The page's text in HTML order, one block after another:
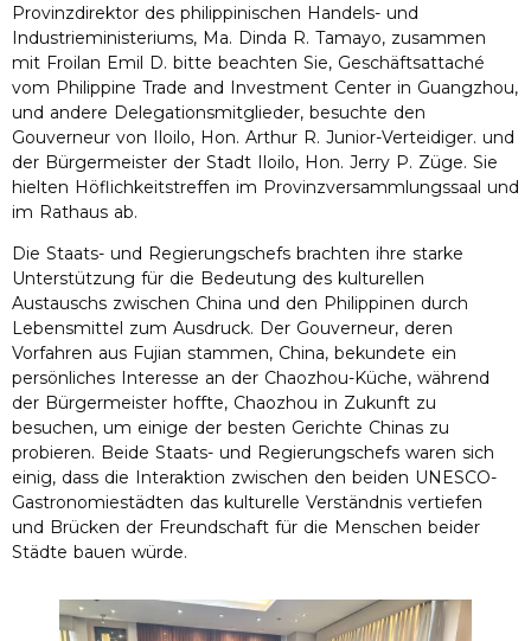
Provinzdirektor des philippinischen Handels- und
Industrieministeriums, Ma. Dinda R. Tamayo, zusammen
mit Froilan Emil D. bitte beachten Sie, Geschäftsattaché
vom Philippine Trade and Investment Center in Guangzhou,
und andere Delegationsmitglieder, besuchte den
Gouverneur von Iloilo, Hon. Arthur R. Junior-Verteidiger. und
der Bürgermeister der Stadt Iloilo, Hon. Jerry P. Züge. Sie
hielten Höflichkeitstreffen im Provinzversammlungssaal und
im Rathaus ab.
Die Staats- und Regierungschefs brachten ihre starke
Unterstützung für die Bedeutung des kulturellen
Austauschs zwischen China und den Philippinen durch
Lebensmittel zum Ausdruck. Der Gouverneur, deren
Vorfahren aus Fujian stammen, China, bekundete ein
persönliches Interesse an der Chaozhou-Küche, während
der Bürgermeister hoffte, Chaozhou in Zukunft zu
besuchen, um einige der besten Gerichte Chinas zu
probieren. Beide Staats- und Regierungschefs waren sich
einig, dass die Interaktion zwischen den beiden UNESCO-
Gastronomiestädten das kulturelle Verständnis vertiefen
und Brücken der Freundschaft für die Menschen beider
Städte bauen würde.